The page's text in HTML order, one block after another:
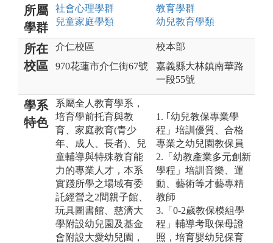
所屬
學群
社會心理學群
兒童家庭學類
教育學群
幼兒教育學類
所在
校區
介仁校區
970花蓮市介仁街67號
校本部
嘉義縣大林鎮南華路
一段55號
學系
特色
系屬全人教育學系，
培育學前托育與教
育、家庭教育(青少
年、成人、長者)、兒
童輔導與特殊教育能
力的專業人才，本系
實踐所學之場域有委
託經營之2間親子館、
玩具圖書館、慈濟大
學附設幼兒園及基金
會附設大愛幼兒園，
1. ｢幼兒教保專業學
程」培訓優質、合格
專業之幼兒園教保員
2.「幼教產業多元創新
學程」培訓音樂、運
動、藝術等才藝專精
教師
3.「0-2歲教保模組學
程」輔導考取保母證
照，培育嬰幼兒保育